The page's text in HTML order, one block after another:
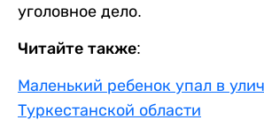
уголовное дело.
Читайте также:
Маленький ребенок упал в
Туркестанской области